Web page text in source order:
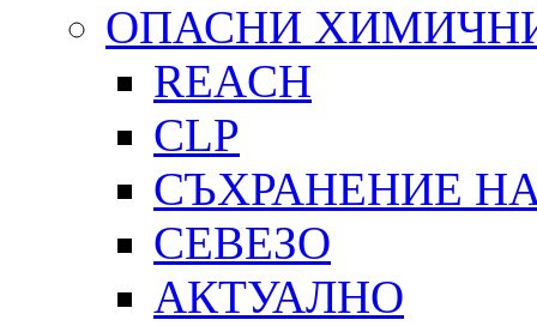
ОПАСНИ
REACH
CLP
СЪХРАНЕНИЕ
СЕВЕЗО
АКТУАЛНО